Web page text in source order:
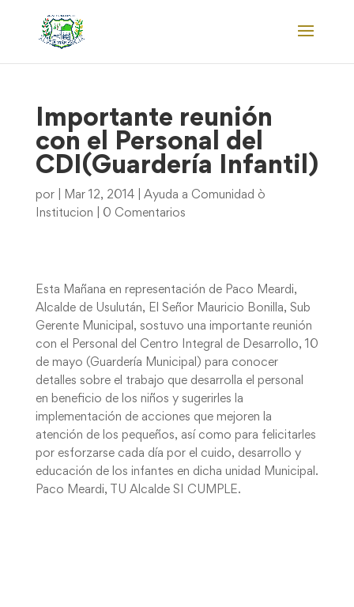
Importante reunión
con el Personal del
CDI(Guardería Infantil)
por Mar 12, 2014| Ayuda a Comunidad ò
Institucion
0 Comentarios
Esta Mañana en representación de Paco Meardi,
Alcalde de Usulután, El Señor Mauricio Bonilla, Sub
Gerente Municipal, sostuvo una importante reunión
con el Personal del Centro Integral de Desarrollo, 10
de mayo (Guardería Municipal) para conocer
detalles sobre el trabajo que desarrolla el personal
en beneficio de los niños y sugerirles la
implementación de acciones que mejoren la
atención de los pequeños, así como para felicitarles
por esforzarse cada día por el cuido, desarrollo y
educación de los infantes en dicha unidad Municipal.
Paco Meardi, TU Alcalde SI CUMPLE.